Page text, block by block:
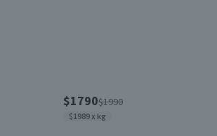
$1790$1990
$1989 x kg